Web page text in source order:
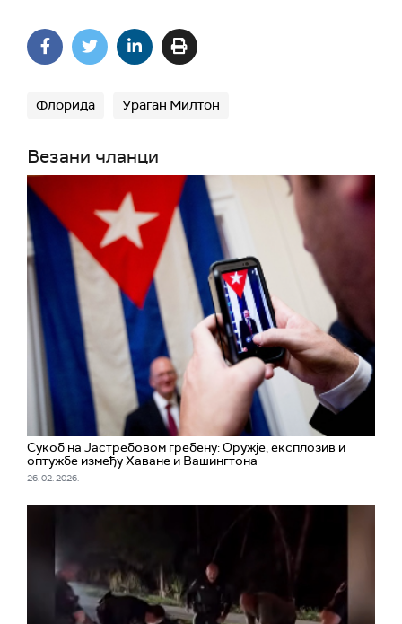
Флорида Ураган Милтон
Везани чланци
Сукоб на Јастребовом гребену: Оружје, експлозив и
оптужбе између Хаване и Вашингтона
26. 02. 2026.